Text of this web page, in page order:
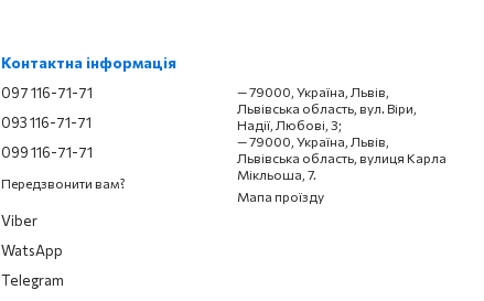
Контактна інформація
097 116-71-71
093 116-71-71
099 116-71-71
Передзвонити вам?
Viber
WatsApp
Telegram
— 79000, Україна, Львів,
Львівська область, вул. Віри,
Надії, Любові, 3;
— 79000, Україна, Львів,
Львівська область, вулиця Карла
Мікльоша, 7.
Мапа проїзду